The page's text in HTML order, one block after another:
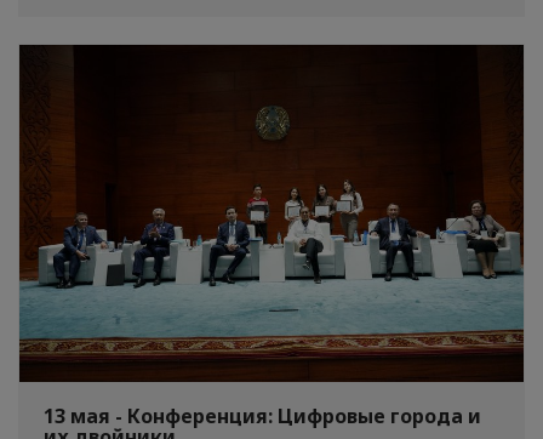
13 мая - Конференция: Цифровые города и